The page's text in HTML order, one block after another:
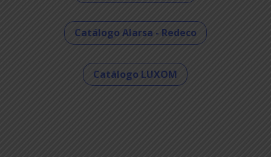
Catálogo Alarsa - Redeco
Catálogo LUXOM